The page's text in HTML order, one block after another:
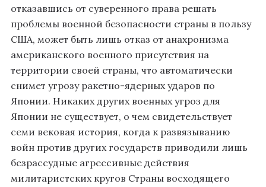
отказавшись от суверенного права решать
проблемы военной безопасности страны в пользу
США, может быть лишь отказ от анахронизма
американского военного присутствия на
территории своей страны, что автоматически
снимет угрозу ракетно-ядерных ударов по
Японии. Никаких других военных угроз для
Японии не существует, о чем свидетельствует
семи вековая история, когда к развязыванию
войн против других государств приводили лишь
безрассудные агрессивные действия
милитаристских кругов Страны восходящего